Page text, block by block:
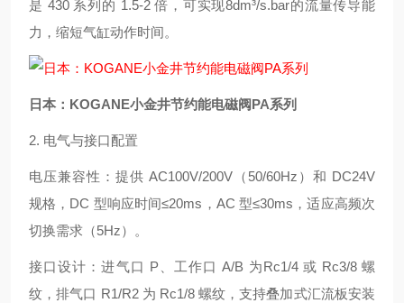
是 430 系列的 1.5-2 倍，可实现8dm³/s.bar的流量传导能
力，缩短气缸动作时间。
日本：KOGANE小金井节约能电磁阀PA系列
2. 电气与接口配置
电压兼容性：提供 AC100V/200V（50/60Hz）和 DC24V
规格，DC 型响应时间≤20ms，AC 型≤30ms，适应高频次
切换需求（5Hz）。
接口设计：进气口 P、工作口 A/B 为Rc1/4 或 Rc3/8 螺
纹，排气口 R1/R2 为 Rc1/8 螺纹，支持叠加式汇流板安装